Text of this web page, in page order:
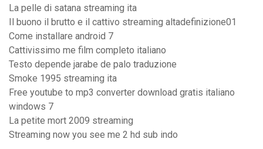
La pelle di satana streaming ita
Il buono il brutto e il cattivo streaming altadefinizione01
Come installare android 7
Cattivissimo me film completo italiano
Testo depende jarabe de palo traduzione
Smoke 1995 streaming ita
Free youtube to mp3 converter download gratis italiano
windows 7
La petite mort 2009 streaming
Streaming now you see me 2 hd sub indo